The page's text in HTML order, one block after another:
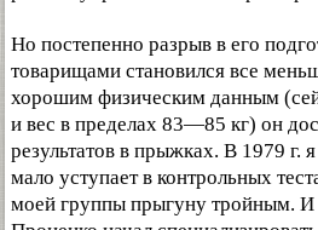
Но постепенно разрыв в его
товарищами становился все
хорошим физическим данным
и вес в пределах 83—85 кг) он
результатов в прыжках. В 1979 г.
мало уступает в контрольных
моей группы прыгуну тройным. И